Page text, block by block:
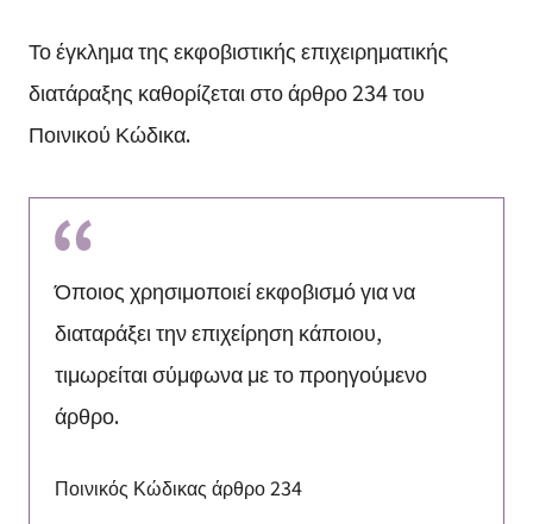
Το έγκλημα της εκφοβιστικής επιχειρηματικής
διατάραξης καθορίζεται στο άρθρο 234 του
Ποινικού Κώδικα.
Όποιος χρησιμοποιεί εκφοβισμό για να
διαταράξει την επιχείρηση κάποιου,
τιμωρείται σύμφωνα με το προηγούμενο
άρθρο.
Ποινικός Κώδικας άρθρο 234